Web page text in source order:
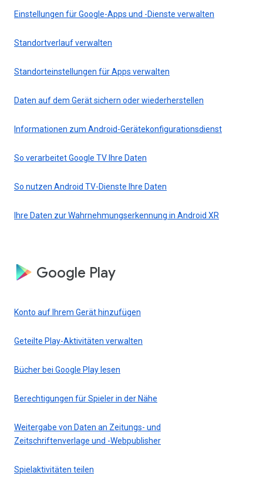
Einstellungen für Google-Apps und -Dienste verwalten
Standortverlauf verwalten
Standorteinstellungen für Apps verwalten
Daten auf dem Gerät sichern oder wiederherstellen
Informationen zum Android-Gerätekonfigurationsdienst
So verarbeitet Google TV Ihre Daten
So nutzen Android TV-Dienste Ihre Daten
Ihre Daten zur Wahrnehmungserkennung in Android XR
Google Play
Konto auf Ihrem Gerät hinzufügen
Geteilte Play-Aktivitäten verwalten
Bücher bei Google Play lesen
Berechtigungen für Spieler in der Nähe
Weitergabe von Daten an Zeitungs- und
Zeitschriftenverlage und -Webpublisher
Spielaktivitäten teilen